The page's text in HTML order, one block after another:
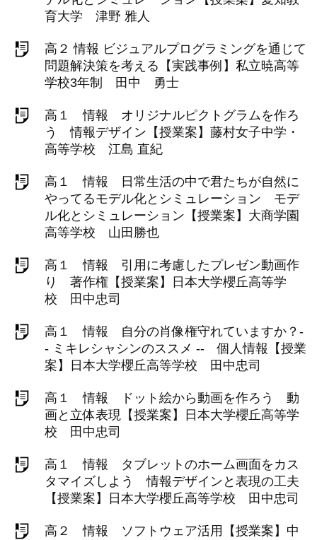
育大学 津野 雅人
高２ 情報 ビジュアルプログラミングを通じて
問題解決策を考える【実践事例】私立暁高等
学校3年制 田中 勇士
高１ 情報 オリジナルピクトグラムを作ろ
う 情報デザイン【授業案】藤村女子中学・
高等学校 江島 直紀
高１ 情報 日常生活の中で君たちが自然に
やってるモデル化とシミュレーション モデ
ル化とシミュレーション【授業案】大商学園
高等学校 山田勝也
高１ 情報 引用に考慮したプレゼン動画作
り 著作権【授業案】日本大学櫻丘高等学
校 田中忠司
高１ 情報 自分の肖像権守れていますか？-
- ミキレシャシンのススメ -- 個人情報【授業
案】日本大学櫻丘高等学校 田中忠司
高１ 情報 ドット絵から動画を作ろう 動
画と立体表現【授業案】日本大学櫻丘高等学
校 田中忠司
高１ 情報 タブレットのホーム画面をカス
タマイズしよう 情報デザインと表現の工夫
【授業案】日本大学櫻丘高等学校 田中忠司
高２ 情報 ソフトウェア活用【授業案】中